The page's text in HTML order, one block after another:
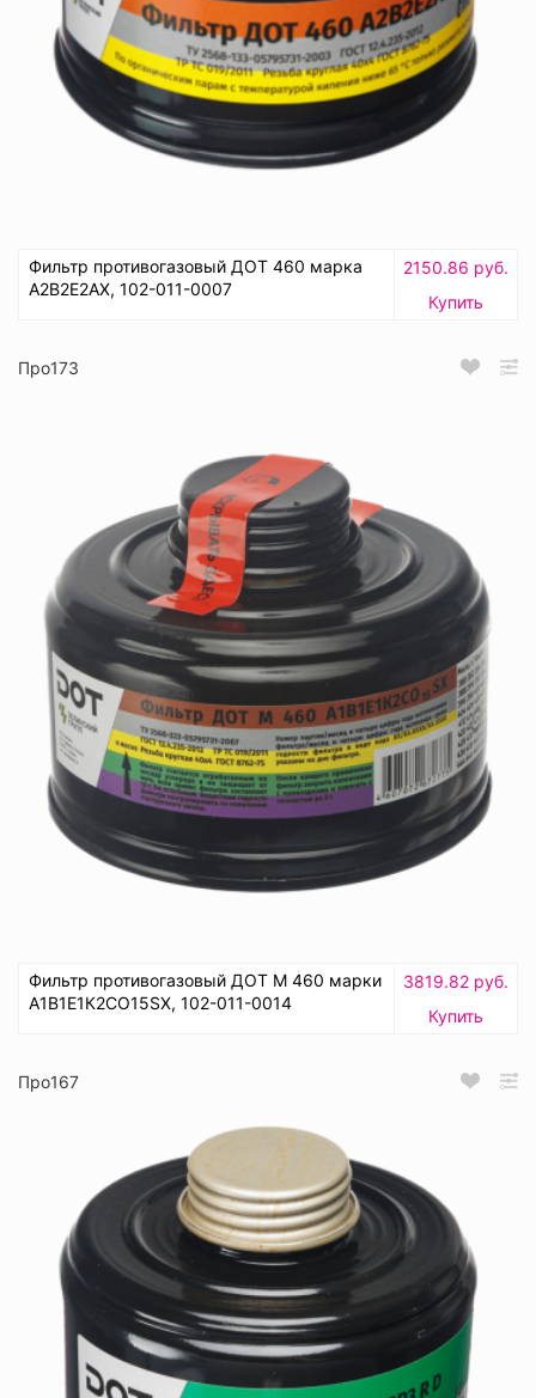
Фильтр противогазовый ДОТ 460 марка
А2В2Е2АХ, 102-011-0007
2150.86 руб.
Купить
Про173
Фильтр противогазовый ДОТ М 460 марки
А1В1Е1К2СО15SX, 102-011-0014
3819.82 руб.
Купить
Про167